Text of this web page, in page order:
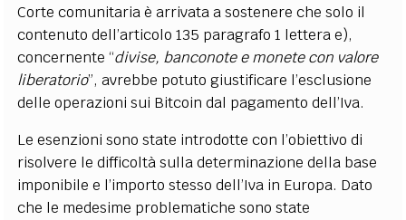
Corte comunitaria è arrivata a sostenere che solo il
contenuto dell’articolo 135 paragrafo 1 lettera e),
concernente “divise, banconote e monete con valore
liberatorio”, avrebbe potuto giustificare l’esclusione
delle operazioni sui Bitcoin dal pagamento dell’Iva.
Le esenzioni sono state introdotte con l’obiettivo di
risolvere le difficoltà sulla determinazione della base
imponibile e l’importo stesso dell’Iva in Europa. Dato
che le medesime problematiche sono state